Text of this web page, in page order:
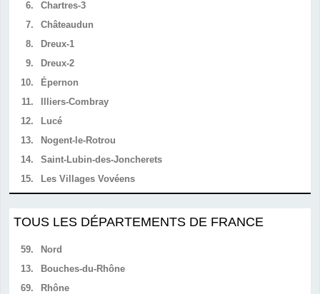
6.
Chartres-3
7.
Châteaudun
8.
Dreux-1
9.
Dreux-2
10.
Épernon
11.
Illiers-Combray
12.
Lucé
13.
Nogent-le-Rotrou
14.
Saint-Lubin-des-Joncherets
15.
Les Villages Vovéens
TOUS LES DÉPARTEMENTS DE FRANCE
59.
Nord
13.
Bouches-du-Rhône
69.
Rhône